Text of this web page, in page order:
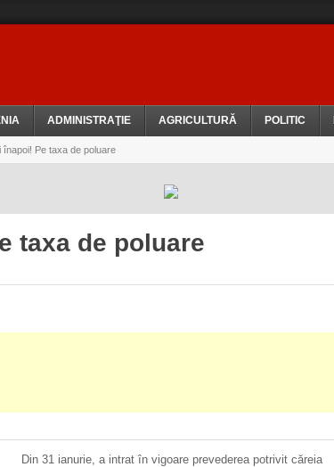
ADMINISTRAŢIE AGRICULTURĂ POLITIC
înapoi! Pe taxa de poluare
taxa de poluare
Din 31 ianurie, a intrat în vigoare prevederea potrivit căreia